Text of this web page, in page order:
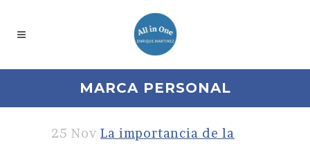
MARCA PERSONAL
25 Nov La importancia de la